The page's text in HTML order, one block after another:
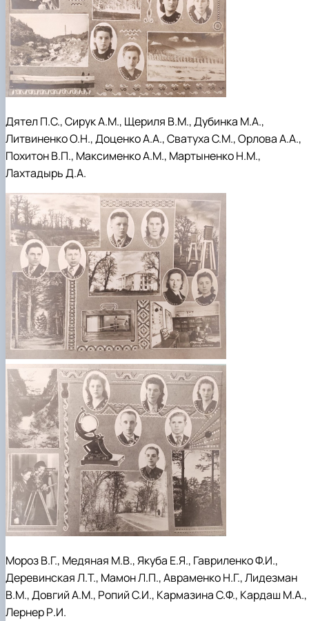
Дятел П.С., Сирук А.М., Щериля В.М., Дубинка М.А.,
Литвиненко О.Н., Доценко А.А., Сватуха С.М., Орлова А.А.,
Похитон В.П., Максименко А.М., Мартыненко Н.М.,
Лахтадырь Д.А.
Мороз В.Г., Медяная М.В., Якуба Е.Я., Гавриленко Ф.И.,
Деревинская Л.Т., Мамон Л.П., Авраменко Н.Г., Лидезман
В.М., Довгий А.М., Ропий С.И., Кармазина С.Ф., Кардаш М.А.,
Лернер Р.И.